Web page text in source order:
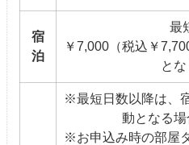
宿
泊
最
￥7,000（税込￥
とな
※最短日数以降は、
動となる場
※お申込み時の部屋